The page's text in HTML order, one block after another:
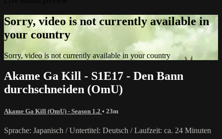
Sorry, video is not currently available in
your country
Sorry, video is not currently available in your country
Akame Ga Kill - S1E17 - Den Bann
durchschneiden (OmU)
Akame Ga Kill (OmU) - Season 1.2 • 23m
Sprache: Japanisch / Untertitel: Deutsch / Laufzeit: ca. 24 Minuten